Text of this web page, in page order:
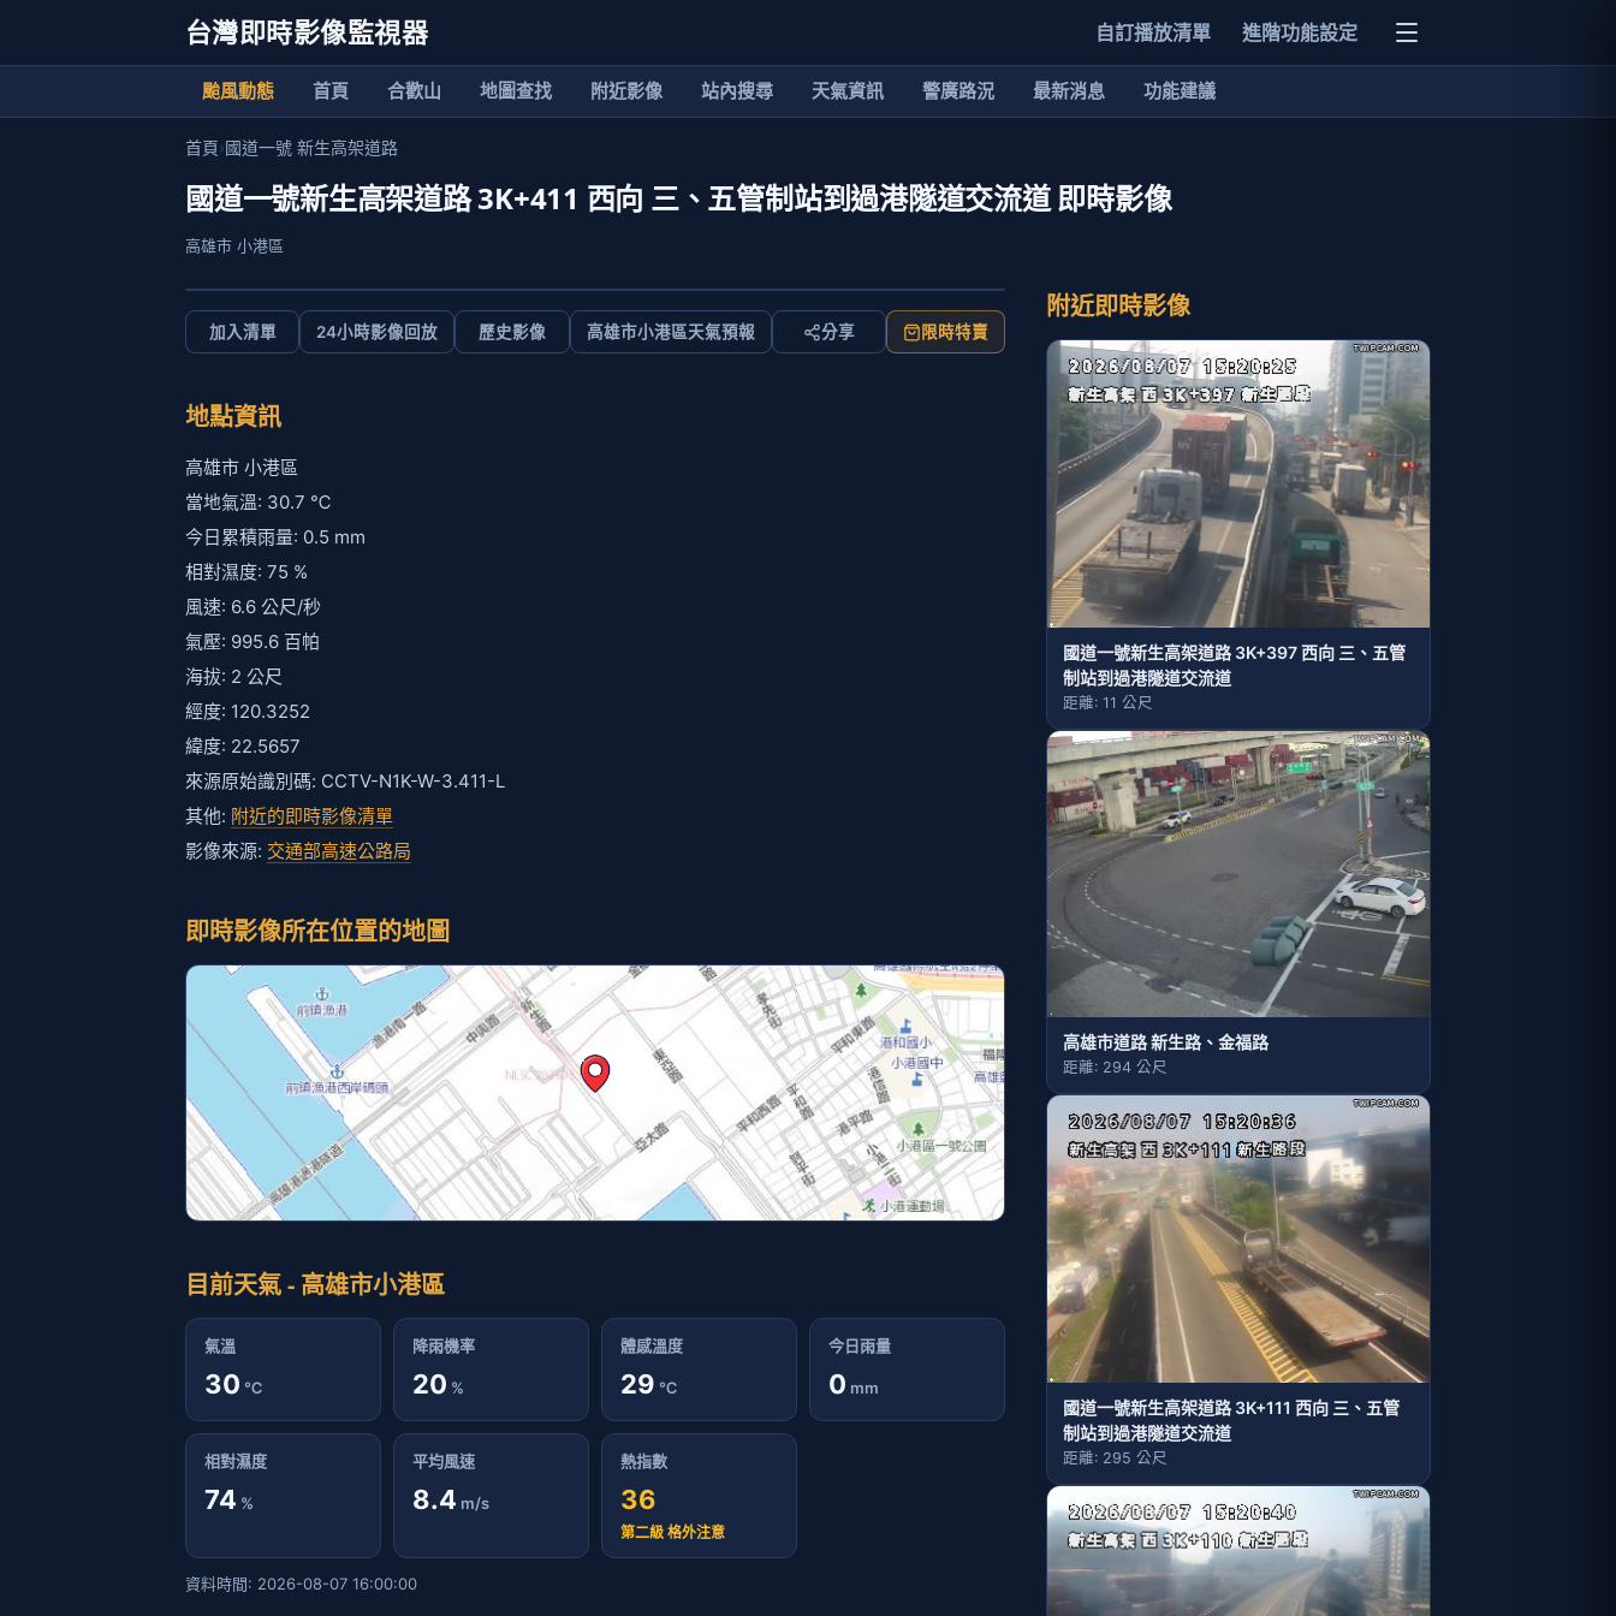
台灣即時影像監視器 自訂播放清單 進階功能設定
颱風動態 首頁 合歡山 地圖查找 附近影像 站內搜尋 天氣資訊 警廣路況 最新消息 功能建議
首頁›國道一號 新生高架道路
國道一號新生高架道路 3K+411 西向 三、五管制站到過港隧道交流道 即時影像
高雄市 小港區
加入清單 24小時影像回放 歷史影像 高雄市小港區天氣預報 分享 限時特賣
地點資訊
高雄市 小港區
當地氣溫: 30.7 ℃
今日累積雨量: 0.5 mm
相對濕度: 75 %
風速: 6.6 公尺/秒
氣壓: 995.6 百帕
海拔: 2 公尺
經度: 120.3252
緯度: 22.5657
來源原始識別碼: CCTV-N1K-W-3.411-L
其他: 附近的即時影像清單
影像來源: 交通部高速公路局
即時影像所在位置的地圖
目前天氣 - 高雄市小港區
氣溫
30 ℃
降雨機率
20 %
體感溫度
29 ℃
今日雨量
0 mm
相對濕度
74 %
平均風速
8.4 m/s
熱指數
36
第二級 格外注意
資料時間: 2026-08-07 16:00:00
附近即時影像
國道一號新生高架道路 3K+397 西向 三、五管
制站到過港隧道交流道
距離: 11 公尺
高雄市道路 新生路、金福路
距離: 294 公尺
國道一號新生高架道路 3K+111 西向 三、五管
制站到過港隧道交流道
距離: 295 公尺